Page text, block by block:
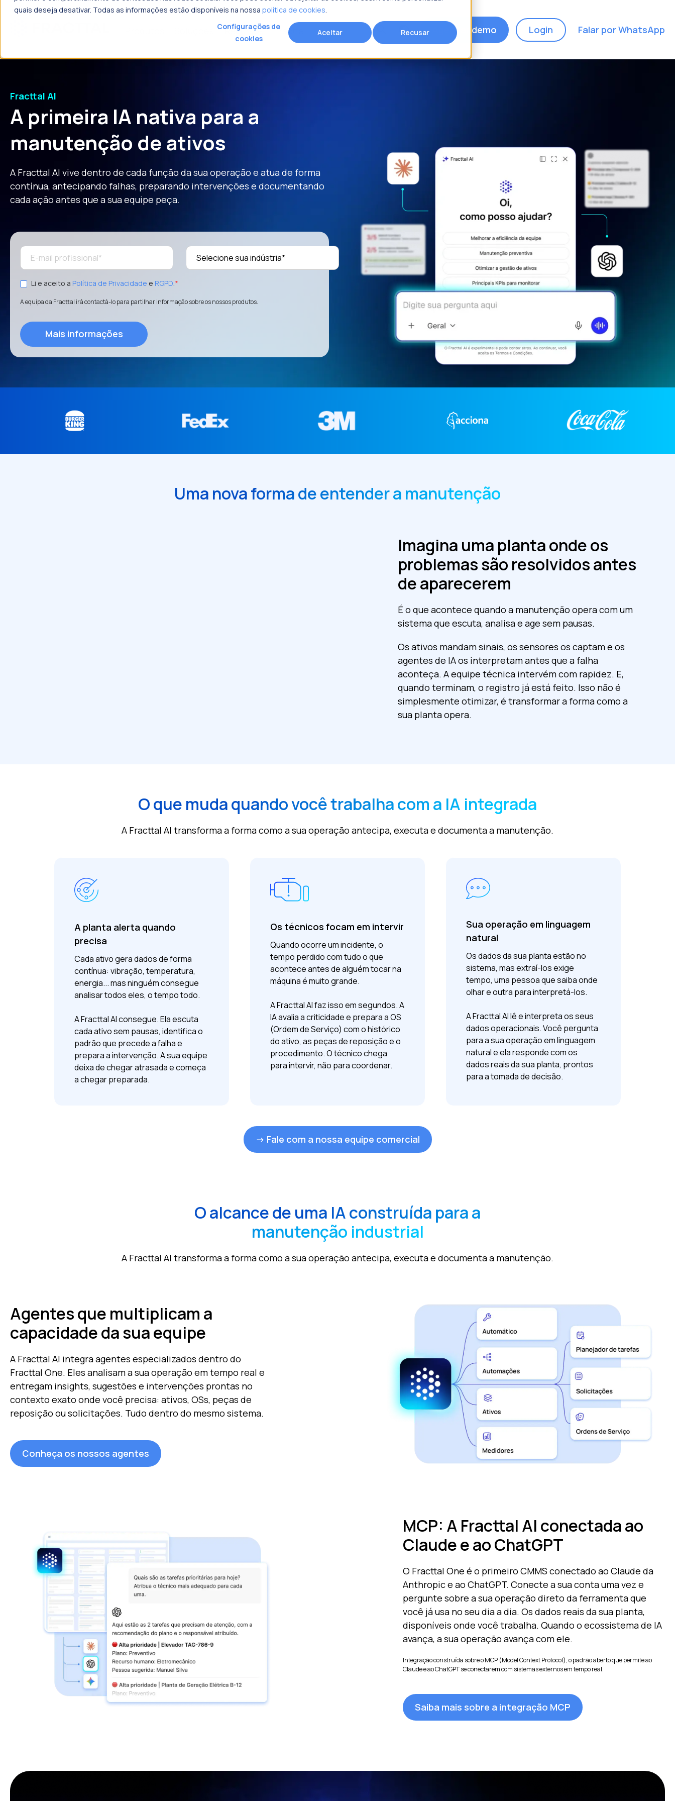
quais deseja desativar. Todas as informações estão disponíveis na nossa política de cookies.
Configurações de
cookies
Aceitar Recusar
Recursos Fracttal Agendar demo Login Falar por WhatsApp
o que procura?
Fracttal AI
A primeira IA nativa para a
manutenção de ativos
A Fracttal AI vive dentro de cada função da sua operação e atua de forma
contínua, antecipando falhas, preparando intervenções e documentando
cada ação antes que a sua equipe peça.
Li e aceito a Política de Privacidade e RGPD.*
A equipa da Fracttal irá contactá-lo para partilhar informação sobre os nossos produtos.
Uma nova forma de entender a manutenção
Imagina uma planta onde os
problemas são resolvidos antes
de aparecerem
É o que acontece quando a manutenção opera com um
sistema que escuta, analisa e age sem pausas.
Os ativos mandam sinais, os sensores os captam e os
agentes de IA os interpretam antes que a falha
aconteça. A equipe técnica intervém com rapidez. E,
quando terminam, o registro já está feito. Isso não é
simplesmente otimizar, é transformar a forma como a
sua planta opera.
O que muda quando você trabalha com a IA integrada
A Fracttal AI transforma a forma como a sua operação antecipa, executa e documenta a manutenção.
A planta alerta quando
precisa
Cada ativo gera dados de forma
contínua: vibração, temperatura,
energia... mas ninguém consegue
analisar todos eles, o tempo todo.
A Fracttal AI consegue. Ela escuta
cada ativo sem pausas, identifica o
padrão que precede a falha e
prepara a intervenção. A sua equipe
deixa de chegar atrasada e começa
a chegar preparada.
Os técnicos focam em intervir
Quando ocorre um incidente, o
tempo perdido com tudo o que
acontece antes de alguém tocar na
máquina é muito grande.
A Fracttal AI faz isso em segundos. A
IA avalia a criticidade e prepara a OS
(Ordem de Serviço) com o histórico
do ativo, as peças de reposição e o
procedimento. O técnico chega
para intervir, não para coordenar.
Sua operação em linguagem
natural
Os dados da sua planta estão no
sistema, mas extraí-los exige
tempo, uma pessoa que saiba onde
olhar e outra para interpretá-los.
A Fracttal AI lê e interpreta os seus
dados operacionais. Você pergunta
para a sua operação em linguagem
natural e ela responde com os
dados reais da sua planta, prontos
para a tomada de decisão.
→ Fale com a nossa equipe comercial
Solicitar mais informações
Número de telefone*
Setor da empresa*
Quero receber atualizações, convites para eventos e
.*
O alcance de uma IA construída para a
manutenção industrial
A Fracttal AI transforma a forma como a sua operação antecipa, executa e documenta a manutenção.
Agentes que multiplicam a
capacidade da sua equipe
A Fracttal AI integra agentes especializados dentro do
Fracttal One. Eles analisam a sua operação em tempo real e
entregam insights, sugestões e intervenções prontas no
contexto exato onde você precisa: ativos, OSs, peças de
reposição ou solicitações. Tudo dentro do mesmo sistema.
Conheça os nossos agentes
MCP: A Fracttal AI conectada ao
Claude e ao ChatGPT
O Fracttal One é o primeiro CMMS conectado ao Claude da
Anthropic e ao ChatGPT. Conecte a sua conta uma vez e
pergunte sobre a sua operação direto da ferramenta que
você já usa no seu dia a dia. Os dados reais da sua planta,
disponíveis onde você trabalha. Quando o ecossistema de IA
avança, a sua operação avança com ele.
Integração construída sobre o MCP (Model Context Protocol), o padrão aberto que permite ao
Claude e ao ChatGPT se conectarem com sistemas externos em tempo real.
Saiba mais sobre a integração MCP